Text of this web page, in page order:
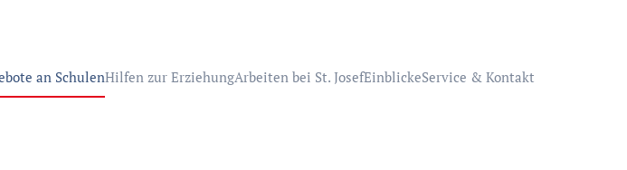
an SchulenHilfen zur ErziehungArbeiten bei St. JosefEinblickeService & Kontakt